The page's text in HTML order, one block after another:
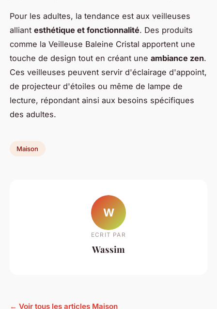
Pour les adultes, la tendance est aux veilleuses
alliant esthétique et fonctionnalité. Des produits
comme la Veilleuse Baleine Cristal apportent une
touche de design tout en créant une ambiance zen.
Ces veilleuses peuvent servir d'éclairage d'appoint,
de projecteur d'étoiles ou même de lampe de
lecture, répondant ainsi aux besoins spécifiques
des adultes.
Maison
W
ECRIT PAR
Wassim
← Voir tous les articles Maison